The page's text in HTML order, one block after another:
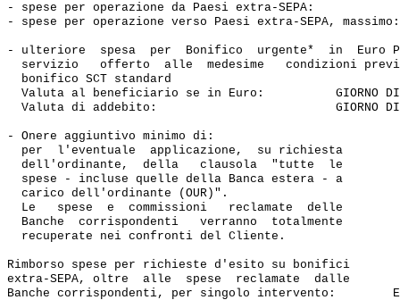
- spese per operazione da Paesi extra-SEPA:
- spese per operazione verso Paesi extra-SEPA,
- ulteriore  spesa  per  Bonifico  urgente*  in  Euro
servizio   offerto  alle  medesime   condizioni
  bonifico SCT standard
Valuta al beneficiario se in Euro:          GIORNO
Valuta di addebito:                         GIORNO
- Onere aggiuntivo minimo di:
  per  l'eventuale  applicazione,  su richiesta
  dell'ordinante,  della   clausola  "tutte  le
  spese - incluse quelle della Banca estera - a
  carico dell'ordinante (OUR)".
  Le   spese  e  commissioni   reclamate  delle
  Banche  corrispondenti   verranno  totalmente
  recuperate nei confronti del Cliente.
Rimborso spese per richieste d'esito su bonifici
extra-SEPA, oltre  alle  spese  reclamate  dalle
Banche corrispondenti, per singolo intervento: